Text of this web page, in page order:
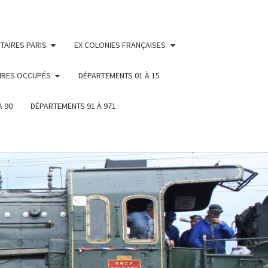
PARIS EX COLONIES FRANÇAISES
OCCUPÉS DÉPARTEMENTS 01 À 15
90 DÉPARTEMENTS 91 À 971